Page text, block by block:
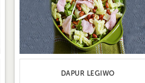
DAPUR LEGIWO